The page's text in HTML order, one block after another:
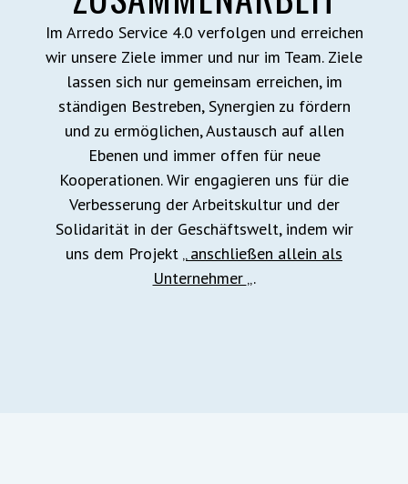
Im Arredo Service 4.0 verfolgen und erreichen
wir unsere Ziele immer und nur im Team. Ziele
lassen sich nur gemeinsam erreichen, im
ständigen Bestreben, Synergien zu fördern
und zu ermöglichen, Austausch auf allen
Ebenen und immer offen für neue
Kooperationen. Wir engagieren uns für die
Verbesserung der Arbeitskultur und der
Solidarität in der Geschäftswelt, indem wir
uns dem Projekt „anschließen allein als
Unternehmer „.